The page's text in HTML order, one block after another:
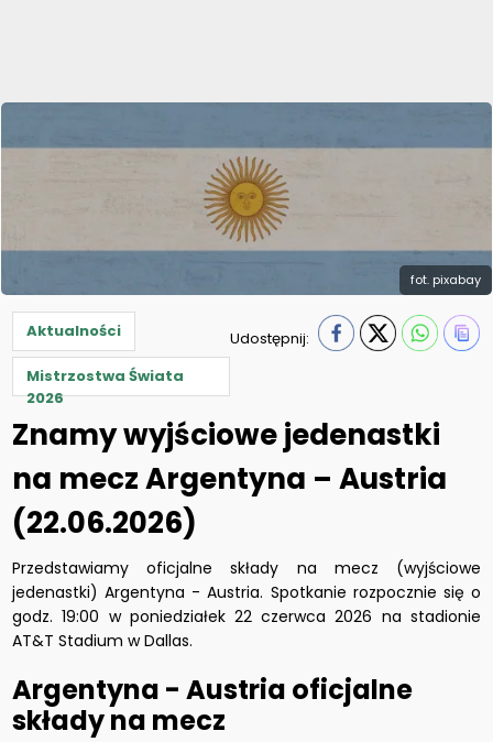
fot. pixabay
Aktualności
Mistrzostwa Świata
2026
Udostępnij:
Znamy wyjściowe jedenastki
na mecz Argentyna – Austria
(22.06.2026)
Przedstawiamy oficjalne składy na mecz (wyjściowe
jedenastki) Argentyna - Austria. Spotkanie rozpocznie się o
godz. 19:00 w poniedziałek 22 czerwca 2026 na stadionie
AT&T Stadium w Dallas.
Argentyna - Austria oficjalne
składy na mecz